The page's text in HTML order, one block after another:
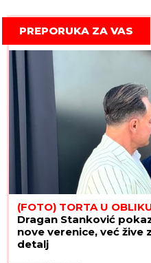
PREPORUKA ZA VAS
(FOTO) TORTA U
Dragan Stanković
nove verenice, već žive
detalj